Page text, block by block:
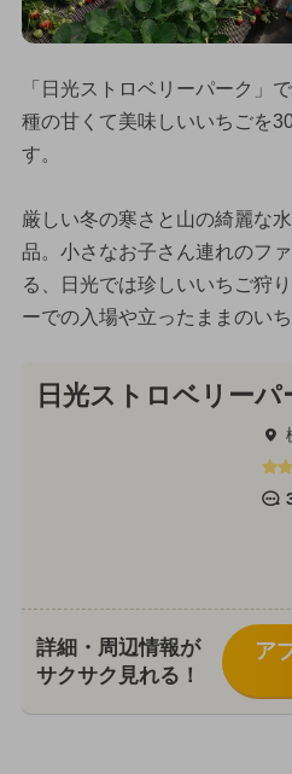
「日光ストロベリーパーク」
種の甘くて美味しいいちごを
す。
厳しい冬の寒さと山の綺麗な
品。小さなお子さん連れのフ
る、日光では珍しいいちご狩
ーでの入場や立ったままのい
日光ストロベリーパ
詳細・周辺情報が
サクサク見れる！
ア